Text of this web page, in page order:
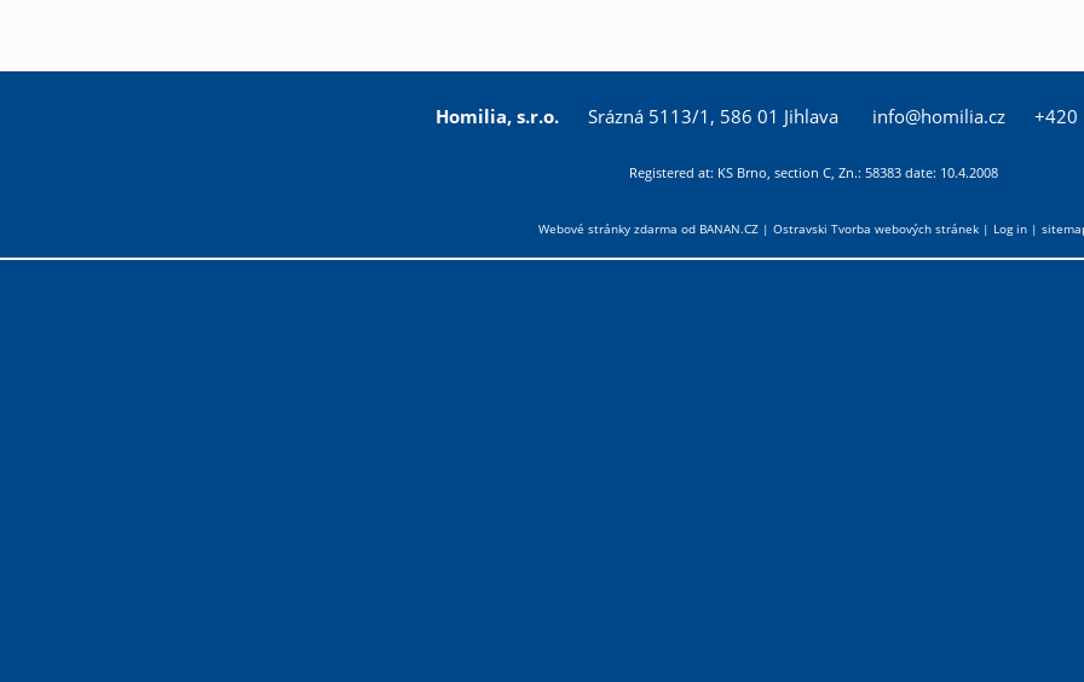
Homilia, s.r.o. Srázná 5113/1, 586 01 Jihlava info@homilia.cz +420
Registered at: KS Brno, section C, Zn.: 58383 date: 10.4.2008
Webové stránky zdarma od BANAN.CZ| Ostravski Tvorba webových stránek | Log in |